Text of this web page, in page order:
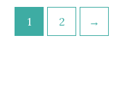
1 2 →